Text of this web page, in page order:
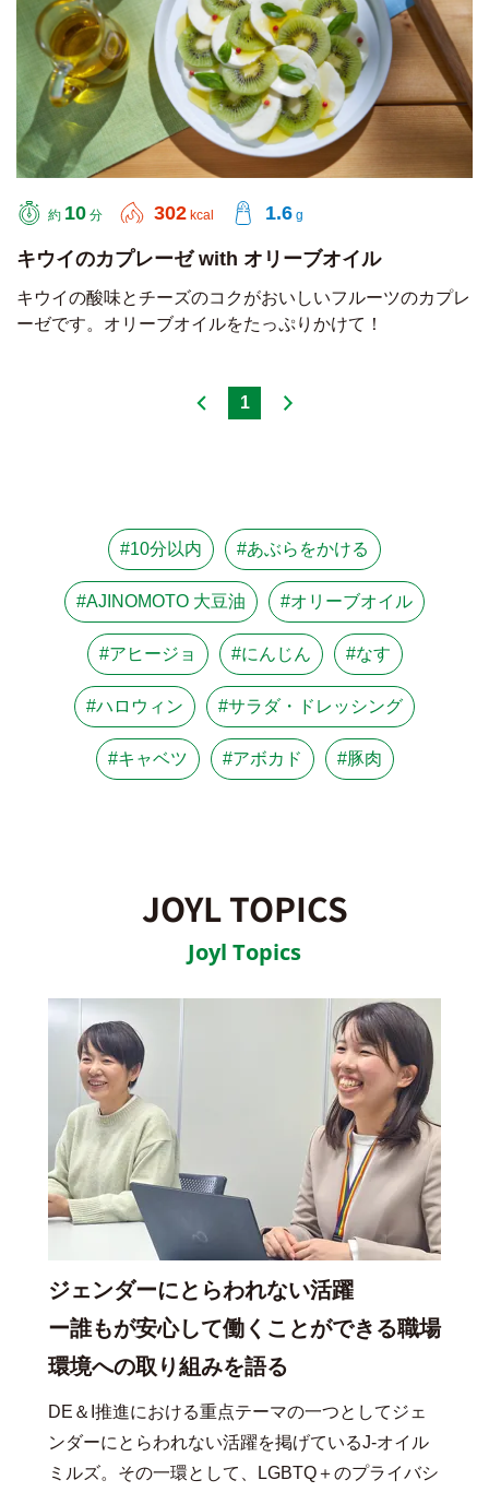
約 10 分 302 kcal 1.6 g
キウイのカプレーゼ with オリーブオイル
キウイの酸味とチーズのコクがおいしいフルーツのカプレ
ーゼです。オリーブオイルをたっぷりかけて！
1
#10分以内 #あぶらをかける
#AJINOMOTO 大豆油 #オリーブオイル
#アヒージョ #にんじん #なす
#ハロウィン #サラダ・ドレッシング
#キャベツ #アボカド #豚肉
JOYL TOPICS
Joyl Topics
ジェンダーにとらわれない活躍
ー誰もが安心して働くことができる職場
環境への取り組みを語る
DE＆I推進における重点テーマの一つとしてジェ
ンダーにとらわれない活躍を掲げているJ-オイル
ミルズ。その一環として、LGBTQ＋のプライバシ